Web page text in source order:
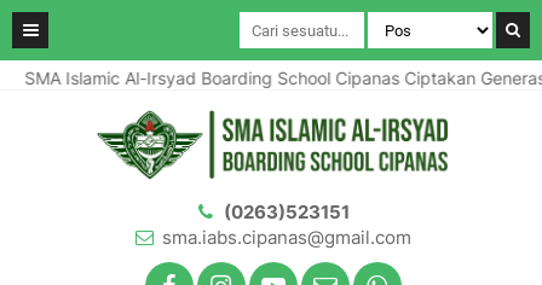
SMA Islamic Al-Irsyad Boarding School Cipanas Ciptakan
(0263)523151
sma.iabs.cipanas@gmail.com